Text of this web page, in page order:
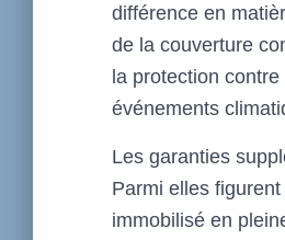
différence en
de la couverture
la protection
événements
Les garanties
Parmi elles
immobilisé en